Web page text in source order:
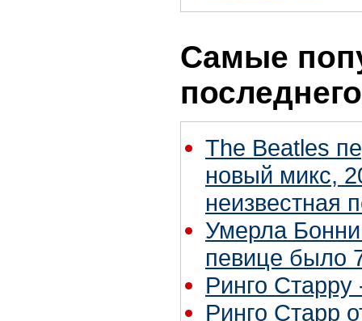
Самые
The Beatles
новый микс,
неизвестная
Умерла
певице было
Ринго Старру
Ринго Старр